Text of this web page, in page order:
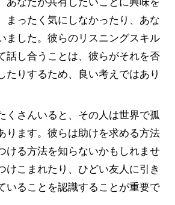
まったく気にしなかったり、あな
ました。彼らのリスニングスキル
話し合うことは、彼らがそれを否
たりするため、良い考えではあり
くさんいると、その人は世界で孤
ります。彼らは助けを求める方法
ける方法を知らないかもしれませ
けこまれたり、ひどい友人に引き
いることを認識することが重要で